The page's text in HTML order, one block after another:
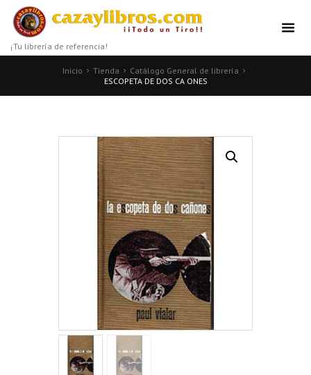
¡Tu librería de referencia!
Inicio Tienda
Catálogo General de librería
ESCOPETA DE DOS CA ONES